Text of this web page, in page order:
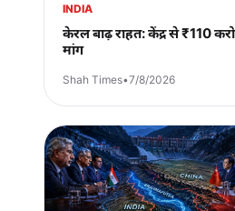
INDIA
केरल बाढ़ राहत: केंद्र से ₹110
मांग
Shah Times•7/8/2026